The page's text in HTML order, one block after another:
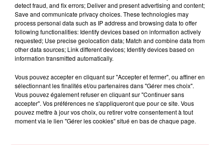
16/07/26 : LES INFORMATIONS
detect fraud, and fix errors; Deliver and present advertising and content;
Save and communicate privacy choices. These technologies may
process personal data such as IP address and browsing data to offer
following functionalities: Identify devices based on information actively
requested; Use precise geolocation data; Match and combine data from
other data sources; Link different devices; Identify devices based on
information transmitted automatically.
Vous pouvez accepter en cliquant sur "Accepter et fermer", ou affiner en
sélectionnant les finalités et/ou partenaires dans "Gérer mes choix".
Vous pouvez également refuser en cliquant sur "Continuer sans
accepter". Vos préférences ne s'appliqueront que pour ce site. Vous
pouvez mettre à jour vos choix, ou retirer votre consentement à tout
moment via le lien "Gérer les cookies" situé en bas de chaque page.